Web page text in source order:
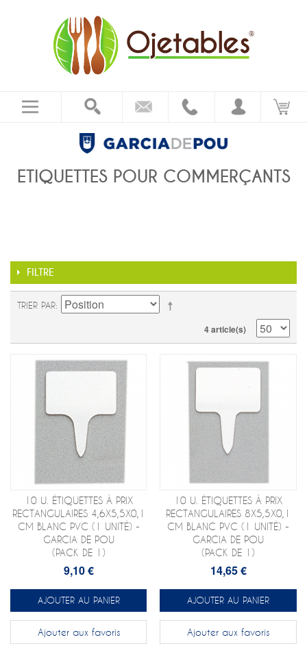
ETIQUETTES POUR COMMERÇANTS
FILTRE
TRIER PAR
4 article(s)
10 U. ÉTIQUETTES À PRIX
RECTANGULAIRES 4,6X5,5X0,1
CM BLANC PVC (1 UNITÉ) -
GARCIA DE POU
(PACK DE 1)
9,10 €
AJOUTER AU PANIER
Ajouter aux favoris
10 U. ÉTIQUETTES À PRIX
RECTANGULAIRES 8X5,5X0,1
CM BLANC PVC (1 UNITÉ) -
GARCIA DE POU
(PACK DE 1)
14,65 €
AJOUTER AU PANIER
Ajouter aux favoris